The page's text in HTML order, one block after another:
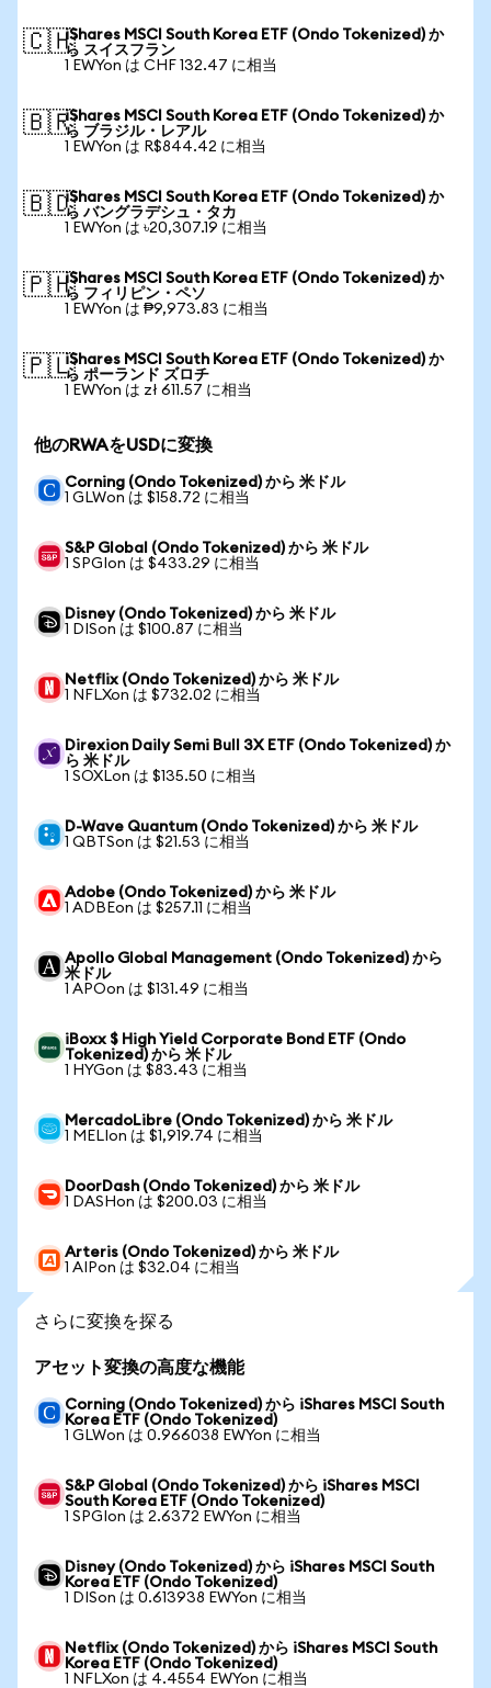
🇨🇭iShares MSCI South Korea ETF (Ondo Tokenized) か
ら スイスフラン
1 EWYon は CHF 132.47 に相当
🇧🇷iShares MSCI South Korea ETF (Ondo Tokenized) か
ら ブラジル・レアル
1 EWYon は R$844.42 に相当
🇧🇩iShares MSCI South Korea ETF (Ondo Tokenized) か
ら バングラデシュ・タカ
1 EWYon は ৳20,307.19 に相当
🇵🇭iShares MSCI South Korea ETF (Ondo Tokenized) か
ら フィリピン・ペソ
1 EWYon は ₱9,973.83 に相当
🇵🇱iShares MSCI South Korea ETF (Ondo Tokenized) か
ら ポーランド ズロチ
1 EWYon は zł 611.57 に相当
他のRWAをUSDに変換
Corning (Ondo Tokenized) から 米ドル
1 GLWon は $158.72 に相当
S&P Global (Ondo Tokenized) から 米ドル
1 SPGIon は $433.29 に相当
Disney (Ondo Tokenized) から 米ドル
1 DISon は $100.87 に相当
Netflix (Ondo Tokenized) から 米ドル
1 NFLXon は $732.02 に相当
Direxion Daily Semi Bull 3X ETF (Ondo Tokenized) か
ら 米ドル
1 SOXLon は $135.50 に相当
D-Wave Quantum (Ondo Tokenized) から 米ドル
1 QBTSon は $21.53 に相当
Adobe (Ondo Tokenized) から 米ドル
1 ADBEon は $257.11 に相当
Apollo Global Management (Ondo Tokenized) から
米ドル
1 APOon は $131.49 に相当
iBoxx $ High Yield Corporate Bond ETF (Ondo
Tokenized) から 米ドル
1 HYGon は $83.43 に相当
MercadoLibre (Ondo Tokenized) から 米ドル
1 MELIon は $1,919.74 に相当
DoorDash (Ondo Tokenized) から 米ドル
1 DASHon は $200.03 に相当
Arteris (Ondo Tokenized) から 米ドル
1 AIPon は $32.04 に相当
さらに変換を探る
アセット変換の高度な機能
Corning (Ondo Tokenized) から iShares MSCI South
Korea ETF (Ondo Tokenized)
1 GLWon は 0.966038 EWYon に相当
S&P Global (Ondo Tokenized) から iShares MSCI
South Korea ETF (Ondo Tokenized)
1 SPGIon は 2.6372 EWYon に相当
Disney (Ondo Tokenized) から iShares MSCI South
Korea ETF (Ondo Tokenized)
1 DISon は 0.613938 EWYon に相当
Netflix (Ondo Tokenized) から iShares MSCI South
Korea ETF (Ondo Tokenized)
1 NFLXon は 4.4554 EWYon に相当